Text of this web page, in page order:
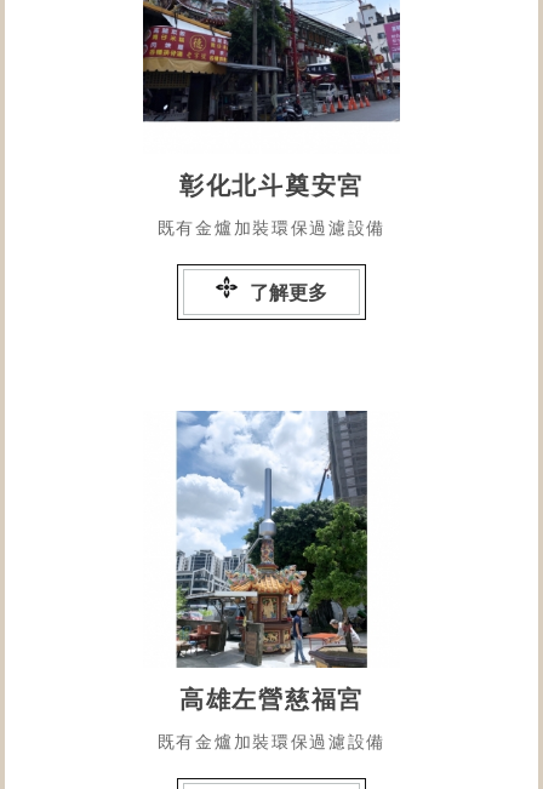
彰化北斗奠安宮
既有金爐加裝環保過濾設備
了解更多
高雄左營慈福宮
既有金爐加裝環保過濾設備